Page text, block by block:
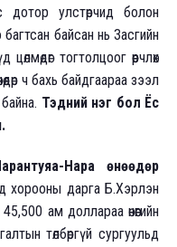
улстөрчид болон
байсан нь Засгийн
тогтолцоог өөрчлөх
ч бахь байдгаараа зээл
Тэдний нэг бол Ёс
Нара өнөөдөр
хорооны дарга Б.Хэрлэн
ам доллараа өнөөгийн
төлбөргүй сургуульд